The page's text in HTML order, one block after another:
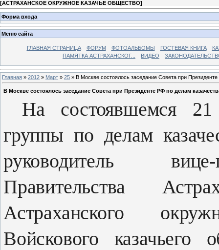
[АСТРАХАНСКОЕ ОКРУЖНОЕ КАЗАЧЬЕ ОБЩЕСТВО]
Форма входа
Меню сайта
ГЛАВНАЯ СТРАНИЦА ФОРУМ ФОТОАЛЬБОМЫ ГОСТЕВАЯ КНИГА
ПАМЯТКА АСТРАХАНСКОГ...
ВИДЕО
Главная » 2012 » Март » 25 » В Москве состоялось заседание Совета при
В Москве состоялось заседание Совета при Президенте РФ по делам
На состоявшемся 21
группы по делам
руководитель вице-
Правительства
Астраханского
Войскового казачьего